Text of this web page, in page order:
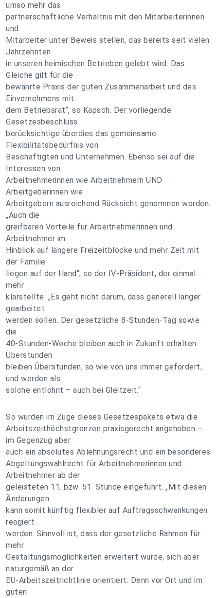
umso mehr das
partnerschaftliche Verhältnis mit den Mitarbeiterinnen
und
Mitarbeiter unter Beweis stellen, das bereits seit vielen
Jahrzehnten
in unseren heimischen Betrieben gelebt wird. Das
Gleiche gilt für die
bewährte Praxis der guten Zusammenarbeit und des
Einvernehmens mit
dem Betriebsrat“, so Kapsch. Der vorliegende
Gesetzesbeschluss
berücksichtige überdies das gemeinsame
Flexibilitätsbedürfnis von
Beschäftigten und Unternehmen. Ebenso sei auf die
Interessen von
Arbeitnehmerinnen wie Arbeitnehmern UND
Arbeitgeberinnen wie
Arbeitgebern ausreichend Rücksicht genommen worden.
„Auch die
greifbaren Vorteile für Arbeitnehmerinnen und
Arbeitnehmer im
Hinblick auf längere Freizeitblöcke und mehr Zeit mit
der Familie
liegen auf der Hand“, so der IV-Präsident, der einmal
mehr
klarstellte: „Es geht nicht darum, dass generell länger
gearbeitet
werden sollen. Der gesetzliche 8-Stunden-Tag sowie
die
40-Stunden-Woche bleiben auch in Zukunft erhalten.
Überstunden
bleiben Überstunden, so wie von uns immer gefordert,
und werden als
solche entlohnt – auch bei Gleitzeit.“
So wurden im Zuge dieses Gesetzespakets etwa die
Arbeitszeithöchstgrenzen praxisgerecht angehoben –
im Gegenzug aber
auch ein absolutes Ablehnungsrecht und ein besonderes
Abgeltungswahlrecht für Arbeitnehmerinnen und
Arbeitnehmer ab der
geleisteten 11. bzw. 51. Stunde eingeführt. „Mit diesen
Änderungen
kann somit künftig flexibler auf Auftragsschwankungen
reagiert
werden. Sinnvoll ist, dass der gesetzliche Rahmen für
mehr
Gestaltungsmöglichkeiten erweitert wurde, sich aber
naturgemäß an der
EU-Arbeitszeitrichtlinie orientiert. Denn vor Ort und im
guten